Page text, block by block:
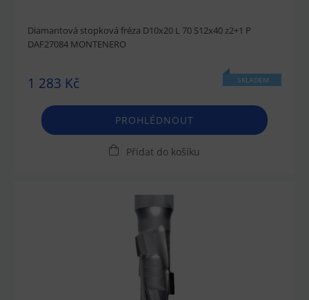
Diamantová stopková fréza D10x20 L 70 S12x40 z2+1 P
DAF27084 MONTENERO
1 283 Kč SKLADEM
PROHLÉDNOUT
Přidat do košíku